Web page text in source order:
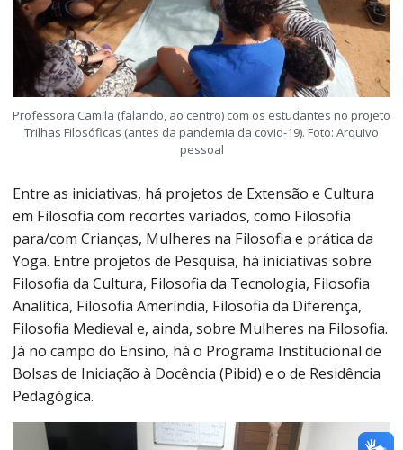
Professora Camila (falando, ao centro) com os estudantes no projeto
Trilhas Filosóficas (antes da pandemia da covid-19). Foto: Arquivo
pessoal
Entre as iniciativas, há projetos de Extensão e Cultura
em Filosofia com recortes variados, como Filosofia
para/com Crianças, Mulheres na Filosofia e prática da
Yoga. Entre projetos de Pesquisa, há iniciativas sobre
Filosofia da Cultura, Filosofia da Tecnologia, Filosofia
Analítica, Filosofia Ameríndia, Filosofia da Diferença,
Filosofia Medieval e, ainda, sobre Mulheres na Filosofia.
Já no campo do Ensino, há o Programa Institucional de
Bolsas de Iniciação à Docência (Pibid) e o de Residência
Pedagógica.